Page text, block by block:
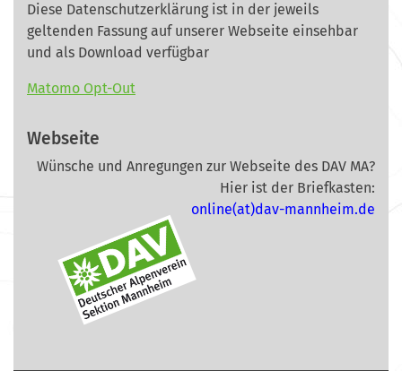
Diese Datenschutzerklärung ist in der jeweils
geltenden Fassung auf unserer Webseite einsehbar
und als Download verfügbar
Matomo Opt-Out
Webseite
Wünsche und Anregungen zur Webseite des DAV MA?
Hier ist der Briefkasten:
online(at)dav-mannheim.de